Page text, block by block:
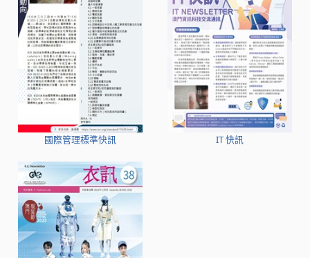
國際管理標準快訊 IT 快訊